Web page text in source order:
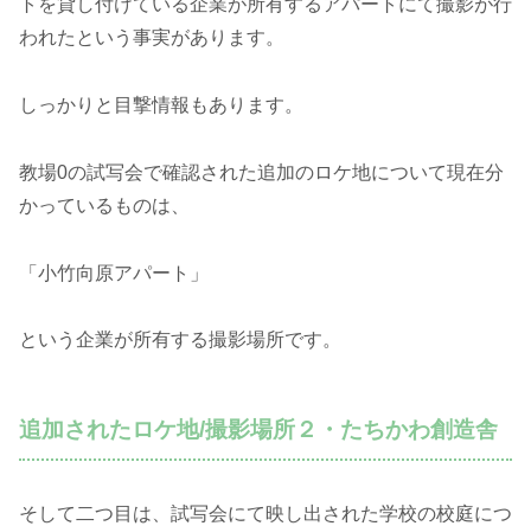
トを貸し付けている企業が所有するアパートにて撮影が行
われたという事実があります。
しっかりと目撃情報もあります。
教場0の試写会で確認された追加のロケ地について現在分
かっているものは、
「小竹向原アパート」
という企業が所有する撮影場所です。
追加されたロケ地/撮影場所２・たちかわ創造舎
そして二つ目は、試写会にて映し出された学校の校庭につ